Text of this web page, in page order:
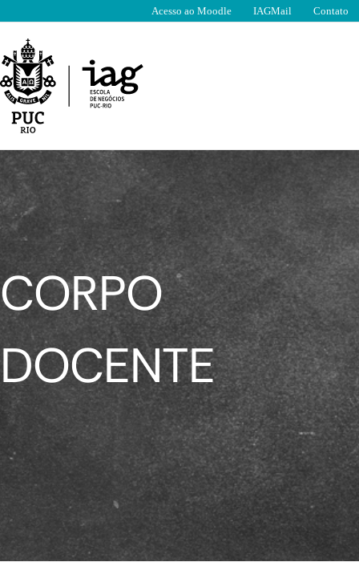
o
conteúdo
Acesso ao Moodle IAGMail Contato
CORPO
DOCENTE